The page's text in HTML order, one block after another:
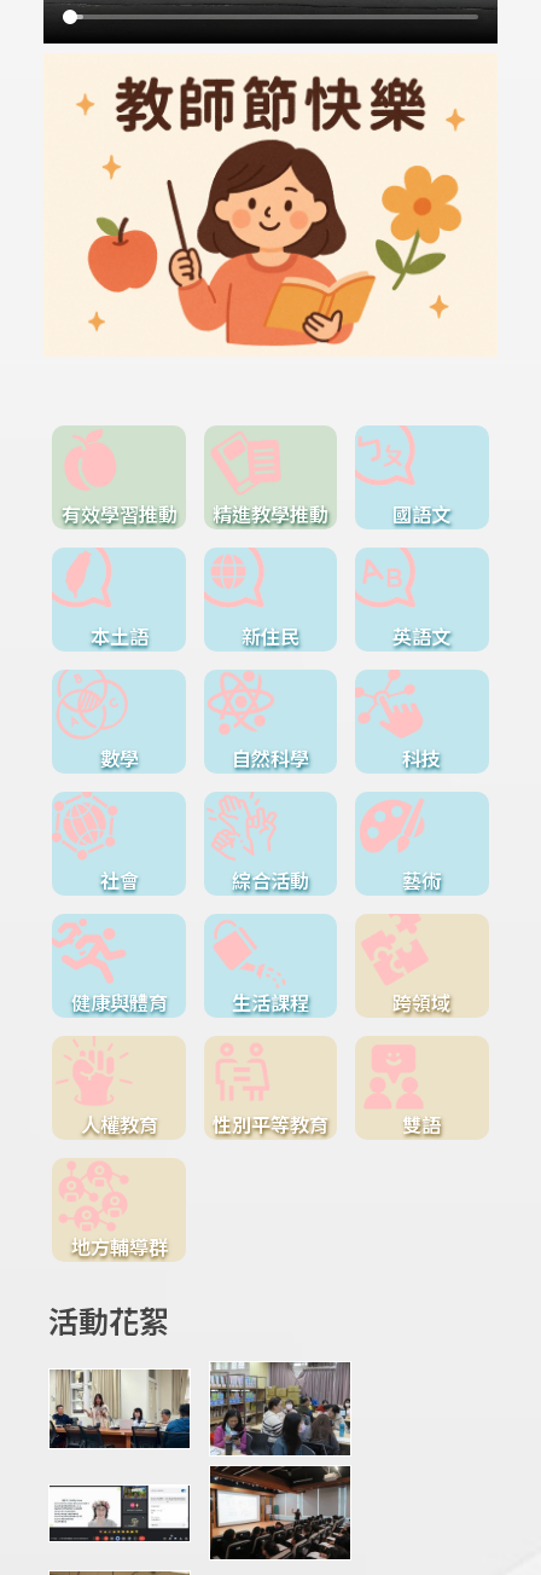
有效學習推動 精進教學推動 國語文
本土語 新住民 英語文
數學 自然科學 科技
社會 綜合活動 藝術
健康與體育 生活課程 跨領域
人權教育 性別平等教育 雙語
地方輔導群
活動花絮